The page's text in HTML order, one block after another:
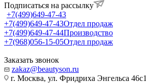
Подписаться на рассылку
+7(499)649-47-43
+7(499)649-47-43Отдел продаж
+7(499)649-47-44Производство
+7(968)056-15-05Отдел продаж
Заказать звонок
zakaz@beautyson.ru
г. Москва, ул. Фридриха Энгельса 46с1